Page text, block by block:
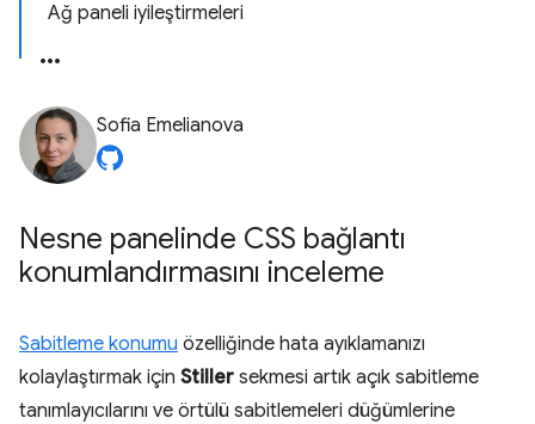
Ağ paneli iyileştirmeleri
Sofia Emelianova
Nesne panelinde CSS bağlantı
konumlandırmasını inceleme
Sabitleme konumu özelliğinde hata ayıklamanızı
kolaylaştırmak için Stiller sekmesi artık açık sabitleme
tanımlayıcılarını ve örtülü sabitlemeleri düğümlerine